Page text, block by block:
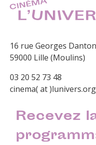
16 rue Georges Danton
59000 Lille (Moulins)
03 20 52 73 48
cinema( at )lunivers.org
Recevez